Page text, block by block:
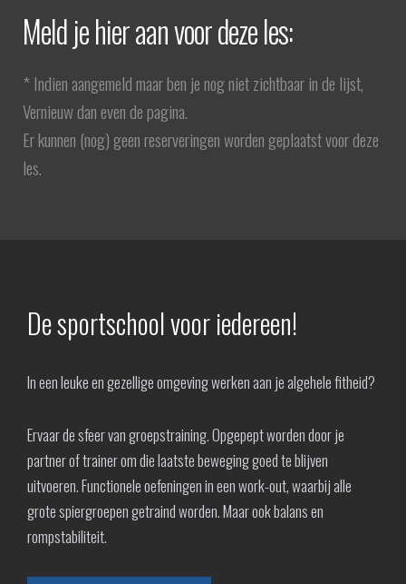
Meld je hier aan voor deze les:
* Indien aangemeld maar ben je nog niet zichtbaar in de lijst,
Vernieuw dan even de pagina.
Er kunnen (nog) geen reserveringen worden geplaatst voor deze
les.
De sportschool voor iedereen!
In een leuke en gezellige omgeving werken aan je algehele fitheid?
Ervaar de sfeer van groepstraining. Opgepept worden door je
partner of trainer om die laatste beweging goed te blijven
uitvoeren. Functionele oefeningen in een work-out, waarbij alle
grote spiergroepen getraind worden. Maar ook balans en
rompstabiliteit.